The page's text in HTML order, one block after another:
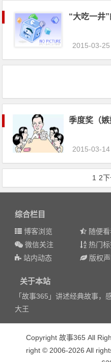
“大吃一井
2015-03-
季度奖（嫉
2015-03-
1 2
综合栏目
博客浏览 随便
微信关注
热门
站内动态
版权
关于本站
「故事365」讲述经典故事，
大王
Copyright 故事365 All
right © 2006-2026 All